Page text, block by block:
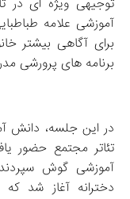
آموزشی علامه
برنامه‌ های پرورشی مدرسه بود.
تئاتر مجتمع حضور
آموزشی گوش